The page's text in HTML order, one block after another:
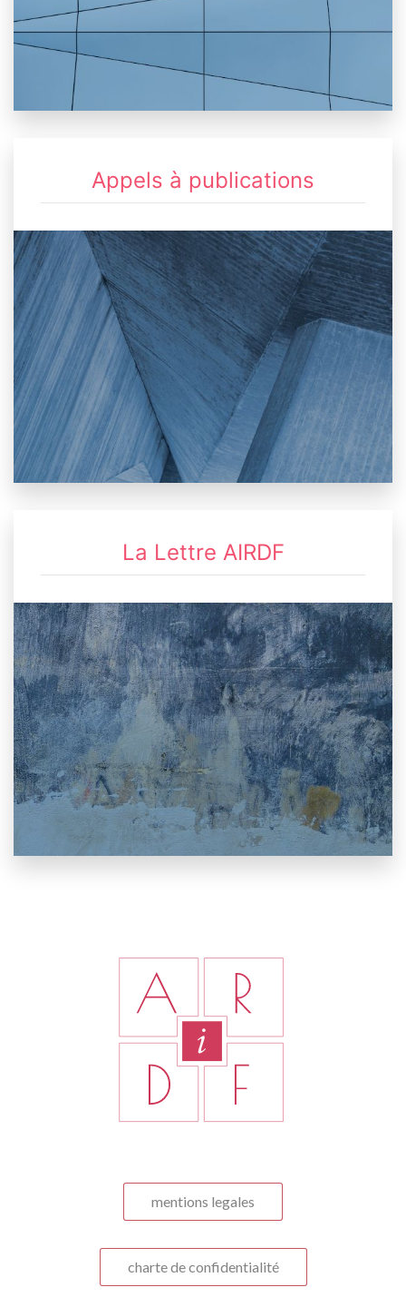
Appels à publications
La Lettre AIRDF
mentions legales
charte de confidentialité